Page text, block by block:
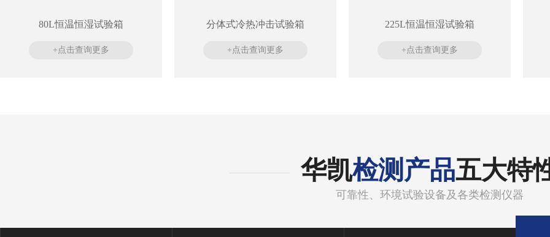
80L恒温恒湿试验箱
+点击查询更多
分体式冷热冲击试验箱
+点击查询更多
225L恒温恒湿试验箱
+点击查询更多
华凯检测产品五大特
可靠性、环境试验设备及各类检测仪器